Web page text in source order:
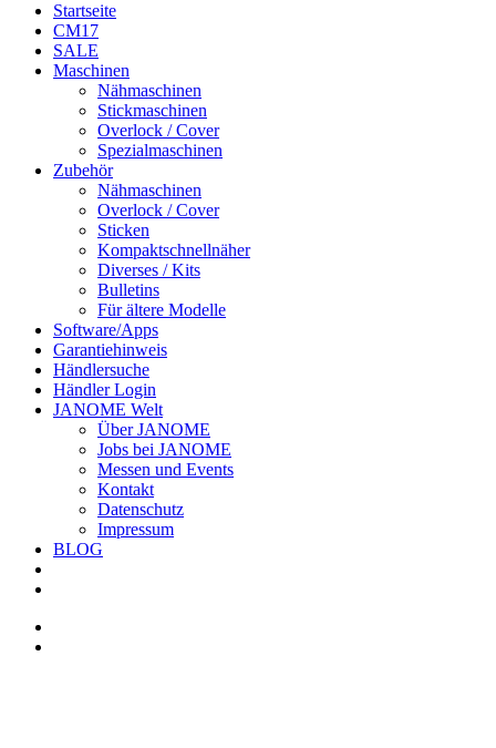
Startseite
CM17
SALE
Maschinen
Nähmaschinen
Stickmaschinen
Overlock / Cover
Spezialmaschinen
Zubehör
Nähmaschinen
Overlock / Cover
Sticken
Kompaktschnellnäher
Diverses / Kits
Bulletins
Für ältere Modelle
Software/Apps
Garantiehinweis
Händlersuche
Händler Login
JANOME Welt
Über JANOME
Jobs bei JANOME
Messen und Events
Kontakt
Datenschutz
Impressum
BLOG